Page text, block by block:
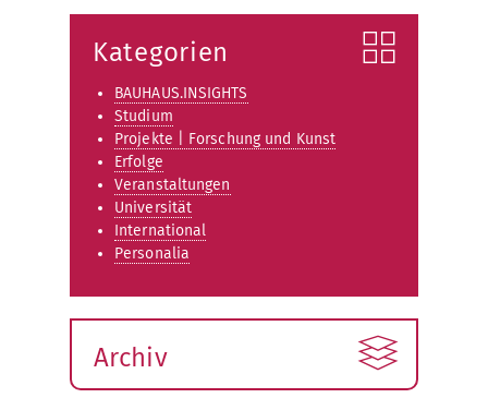
Kategorien
BAUHAUS.INSIGHTS
Studium
Projekte | Forschung und Kunst
Erfolge
Veranstaltungen
Universität
International
Personalia
Archiv